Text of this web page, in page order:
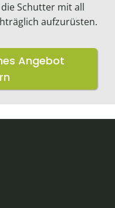
Schutter mit all
aufzurüsten.
Angebot